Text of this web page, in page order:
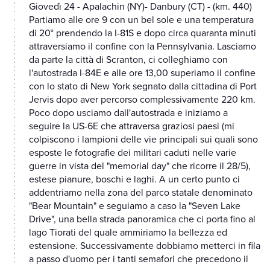
Giovedì 24 - Apalachin (NY)- Danbury (CT) - (km. 440)
Partiamo alle ore 9 con un bel sole e una temperatura
di 20° prendendo la I-81S e dopo circa quaranta minuti
attraversiamo il confine con la Pennsylvania. Lasciamo
da parte la città di Scranton, ci colleghiamo con
l'autostrada I-84E e alle ore 13,00 superiamo il confine
con lo stato di New York segnato dalla cittadina di Port
Jervis dopo aver percorso complessivamente 220 km.
Poco dopo usciamo dall'autostrada e iniziamo a
seguire la US-6E che attraversa graziosi paesi (mi
colpiscono i lampioni delle vie principali sui quali sono
esposte le fotografie dei militari caduti nelle varie
guerre in vista del "memorial day" che ricorre il 28/5),
estese pianure, boschi e laghi. A un certo punto ci
addentriamo nella zona del parco statale denominato
"Bear Mountain" e seguiamo a caso la "Seven Lake
Drive", una bella strada panoramica che ci porta fino al
lago Tiorati del quale ammiriamo la bellezza ed
estensione. Successivamente dobbiamo metterci in fila
a passo d'uomo per i tanti semafori che precedono il